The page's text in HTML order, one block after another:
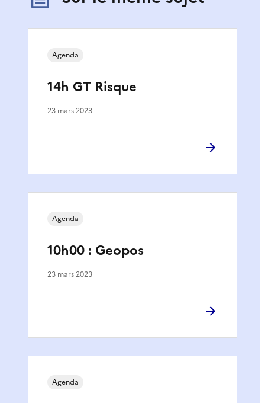
14h GT Risque
Agenda
23 mars 2023
10h00 : Geopos
Agenda
23 mars 2023
Agenda